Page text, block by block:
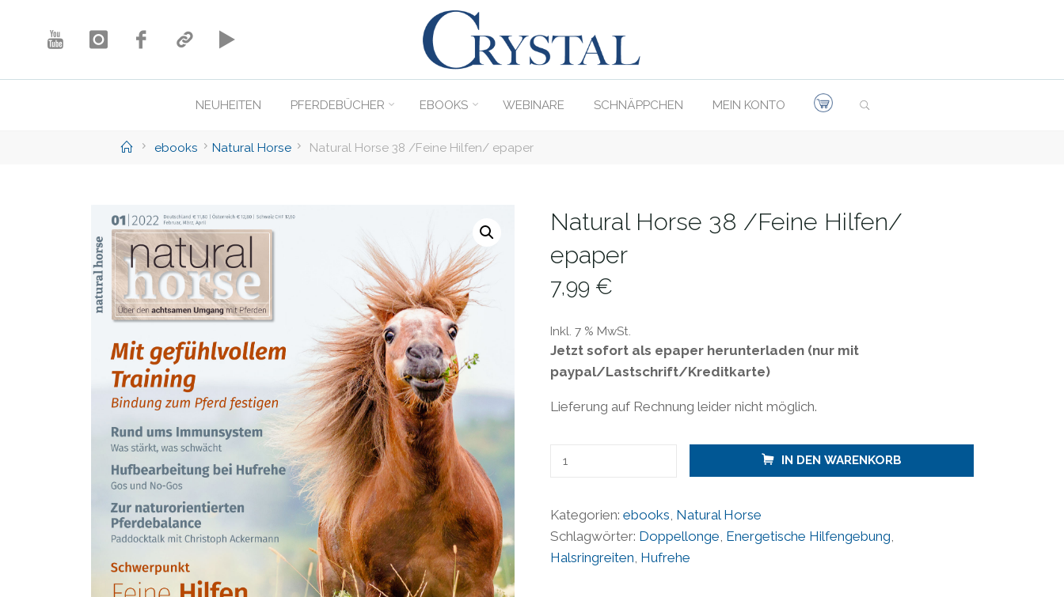
Crystal
Verlag
NEUHEITEN PFERDEBÜCHER EBOOKS WEBINARE SCHNÄPPCHEN MEIN KONTO
Homeebooks Natural Horse Natural Horse 38 /Feine Hilfen/ epaper
Natural Horse 38 /Feine Hilfen/
epaper
7,99 €
Inkl. 7 % MwSt.
Jetzt sofort als epaper herunterladen (nur mit
paypal/Lastschrift/Kreditkarte)
Lieferung auf Rechnung leider nicht möglich.
/Feine
Hilfen/
epaper
IN DEN WARENKORB
Kategorien: ebooks, Natural Horse
Schlagwörter: Doppellonge, Energetische Hilfengebung,
Halsringreiten, Hufrehe